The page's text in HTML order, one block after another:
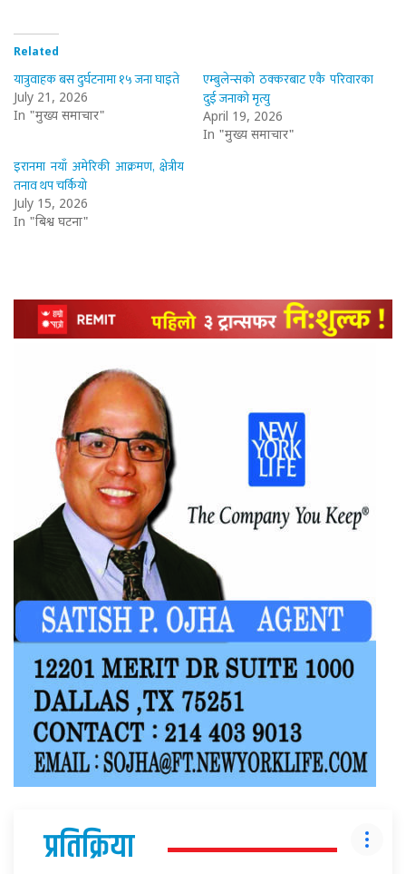
Related
यात्रुवाहक बस दुर्घटनामा १५ जना घाइते
July 21, 2026
In "मुख्य समाचार"
एम्बुलेन्सको ठक्करबाट एकै परिवारका
दुई जनाको मृत्यु
April 19, 2026
In "मुख्य समाचार"
इरानमा नयाँ अमेरिकी आक्रमण, क्षेत्रीय
तनाव थप चर्कियो
July 15, 2026
In "बिश्व घटना"
प्रतिक्रिया